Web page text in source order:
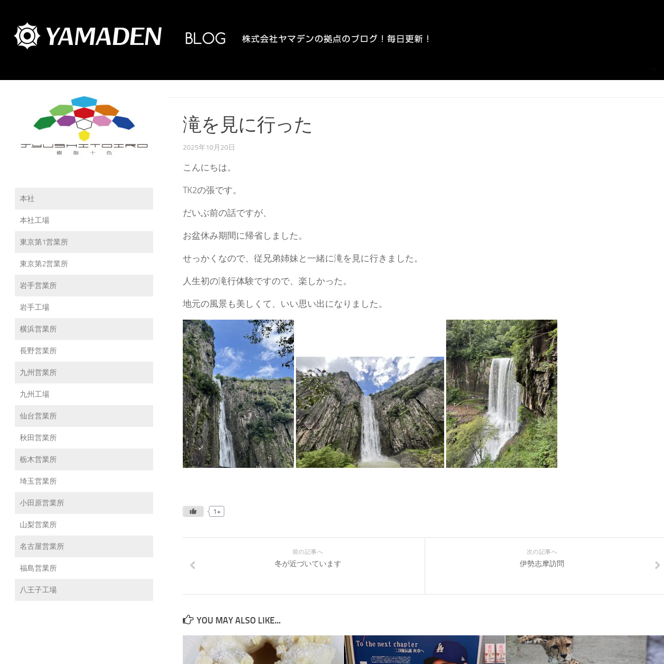
滝を見に行った
2025年10月20日
こんにちは。
TK2の張です。
だいぶ前の話ですが、
お盆休み期間に帰省しました。
せっかくなので、従兄弟姉妹と一緒に滝を見に行きました。
人生初の滝行体験ですので、楽しかった。
地元の風景も美しくて、いい思い出になりました。
1+
次の記事へ
伊勢志摩訪問
前の記事へ
冬が近づいています
YOU MAY ALSO LIKE...
本社
本社工場
東京第1営業所
東京第2営業所
岩手営業所
岩手工場
横浜営業所
長野営業所
九州営業所
九州工場
仙台営業所
秋田営業所
栃木営業所
埼玉営業所
小田原営業所
山梨営業所
名古屋営業所
福島営業所
八王子工場